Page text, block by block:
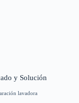
y Solución
lavadora